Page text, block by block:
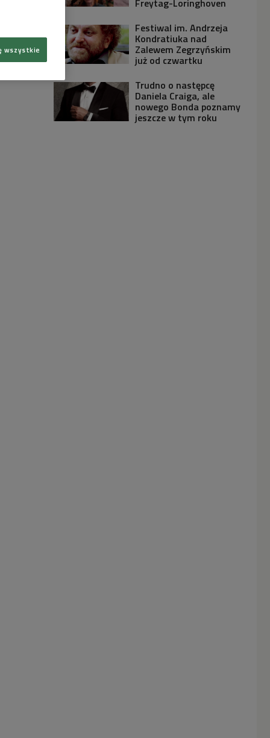
Freytag-Loringhoven
Festiwal im. Andrzeja
Kondratiuka nad
Zalewem Zegrzyńskim
już od czwartku
Trudno o następcę
Daniela Craiga, ale
nowego Bonda poznamy
jeszcze w tym roku
wszystkie